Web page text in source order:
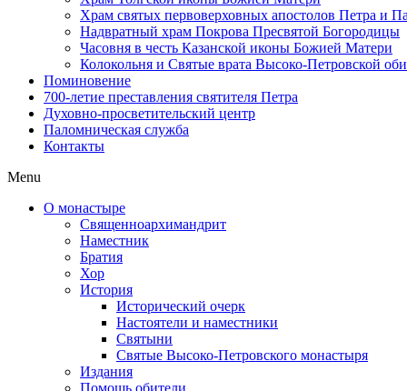
Храм святых первоверховных апостолов Петра и
Надвратный храм Покрова Пресвятой Богородицы
Часовня в честь Казанской иконы Божией Матери
Колокольня и Святые врата Высоко-Петровской
Поминовение
700-летие преставления святителя Петра
Духовно-просветительский центр
Паломническая служба
Контакты
Menu
О монастыре
Священноархимандрит
Наместник
Братия
Хор
История
Исторический очерк
Настоятели и наместники
Святыни
Святые Высоко-Петровского монастыря
Издания
Помощь обители